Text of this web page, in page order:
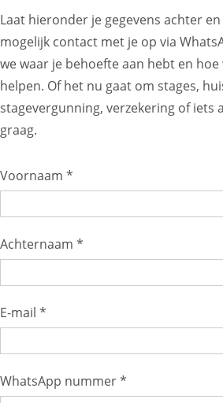
Laat hieronder je gegevens achter
mogelijk contact met je op via
we waar je behoefte aan hebt en
helpen. Of het nu gaat om stages,
stagevergunning, verzekering of iets
graag.
Voornaam *
Achternaam *
E-mail *
WhatsApp nummer *